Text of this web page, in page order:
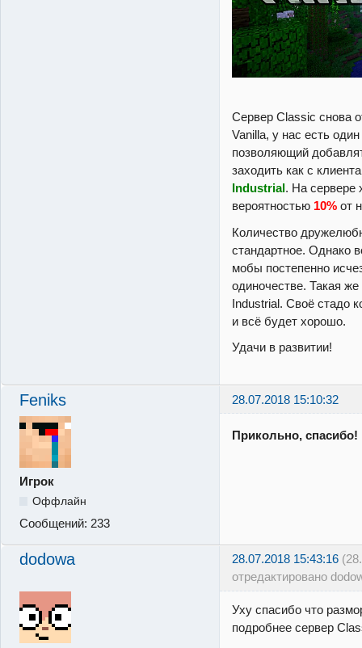
Сервер Classic снова
Vanilla, у нас есть
позволяющий
заходить как с
Industrial. На сервере
вероятностью 10% от
Количество
стандартное. Однако
мобы постепенно
одиночестве. Такая
Industrial. Своё стадо
и всё будет хорошо.
Удачи в развитии!
Feniks 28.07.2018 15:10:32
Игрок
Оффлайн
Сообщений: 233
Прикольно, спасибо!
dodowa 28.07.2018 15:43:16
отредактировано
Уху спасибо что
подробнее сервер